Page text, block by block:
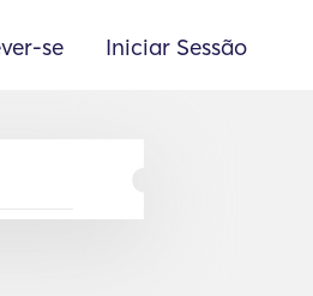
se Iniciar Sessão